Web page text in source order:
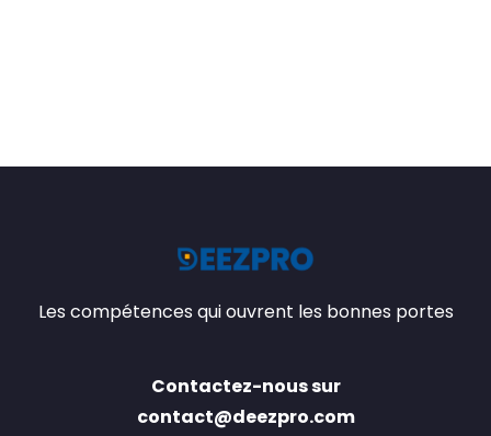
Les compétences qui ouvrent les bonnes portes
Contactez-nous sur
contact@deezpro.com